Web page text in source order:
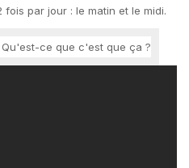
par jour : le matin et le midi.